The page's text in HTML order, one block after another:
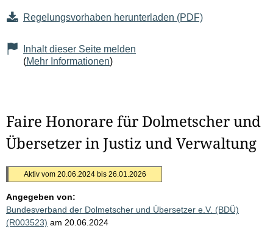
Regelungsvorhaben herunterladen (PDF)
Inhalt dieser Seite melden
(Mehr Informationen)
Faire Honorare für Dolmetscher und
Übersetzer in Justiz und Verwaltung
Aktiv vom 20.06.2024 bis 26.01.2026
Angegeben von:
Bundesverband der Dolmetscher und Übersetzer e.V. (BDÜ)
(R003523) am 20.06.2024